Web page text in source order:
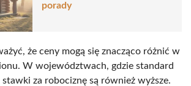
porady
że ceny mogą się znacząco różnić w
W województwach, gdzie standard
stawki za robociznę są również wyższe.